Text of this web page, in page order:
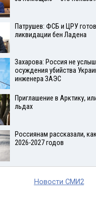
Патрушев: ФСБ и ЦРУ
ликвидации бен Ладена
Захарова: Россия не
осуждения убийства
инженера ЗАЭС
Приглашение в Арктику,
льдах
Россиянам рассказали,
2026-2027 годов
Новости СМИ2